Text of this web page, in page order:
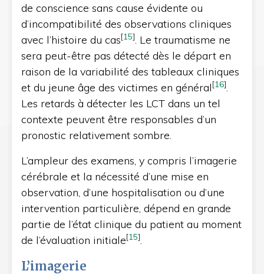
de conscience sans cause évidente ou
d’incompatibilité des observations cliniques
avec l’histoire du cas[15]. Le traumatisme ne
sera peut-être pas détecté dès le départ en
raison de la variabilité des tableaux cliniques
et du jeune âge des victimes en général[16].
Les retards à détecter les LCT dans un tel
contexte peuvent être responsables d’un
pronostic relativement sombre.
L’ampleur des examens, y compris l’imagerie
cérébrale et la nécessité d’une mise en
observation, d’une hospitalisation ou d’une
intervention particulière, dépend en grande
partie de l’état clinique du patient au moment
de l’évaluation initiale[15].
L’imagerie